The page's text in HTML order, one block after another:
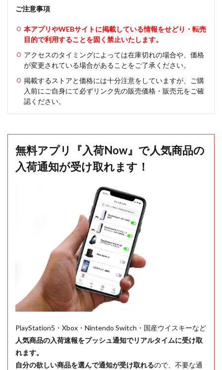
ご注意事項
本アプリやWEBサイトに掲載している情報をせどり・転売
目的で利用することを固く禁止いたします。
アクセスのタイミングによっては在庫切れの場合や、価格
が変更されている場合があることをご了承ください。
掲載するストアと価格には十分注意をしていますが、ご購
入前にご自身にて必ずリンク先の販売価格・販売元をご確
認ください。
無料アプリ『入荷Now』で人気商品の
入荷通知が受け取れます！
PlayStation5・Xbox・Nintendo Switch・国産ウイスキーなど
人気商品の入荷速報をプッシュ通知でリアルタイムに受け取
れます。
自分の欲しい商品を選んで通知が受け取れるので、不要な通